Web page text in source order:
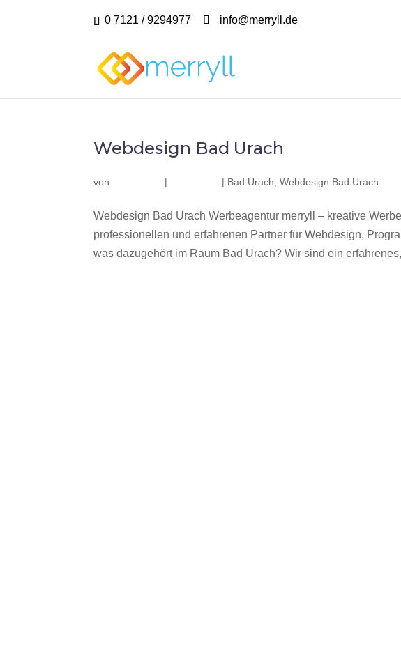
0 7121 / 9294977 info@merryll.de
Webdesign Bad Urach
von | | Bad Urach ,Webdesign Bad Urach
Webdesign Bad Urach Werbeagentur merryll – kreative
professionellen und erfahrenen Partner für Webdesign,
was dazugehört im Raum Bad Urach? Wir sind ein